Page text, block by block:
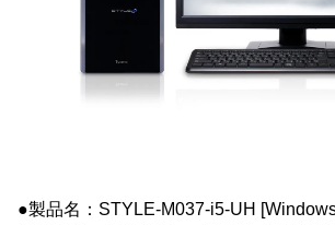
●製品名：STYLE-M037-i5-UH